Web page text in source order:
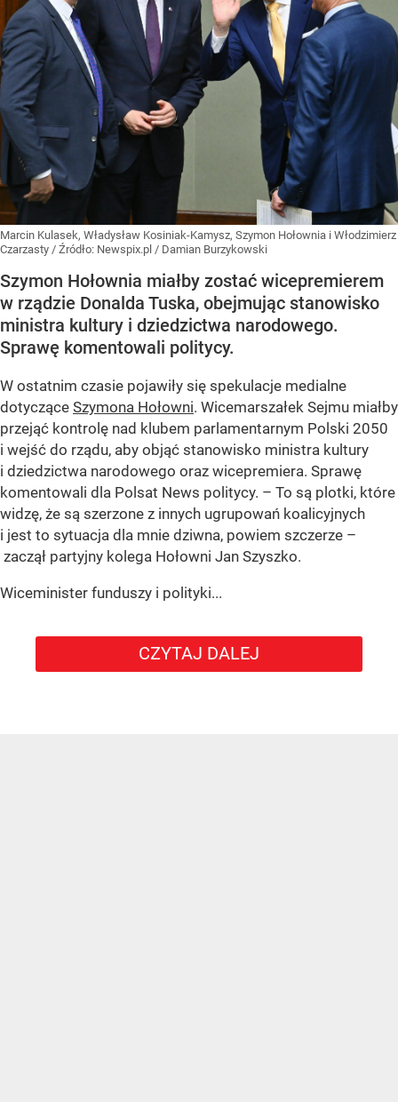
Marcin Kulasek, Władysław Kosiniak-Kamysz, Szymon Hołownia i Włodzimierz
Czarzasty / Źródło: Newspix.pl / Damian Burzykowski
Szymon Hołownia miałby zostać wicepremierem
w rządzie Donalda Tuska, obejmując stanowisko
ministra kultury i dziedzictwa narodowego.
Sprawę komentowali politycy.
W ostatnim czasie pojawiły się spekulacje medialne
dotyczące Szymona Hołowni. Wicemarszałek Sejmu miałby
przejąć kontrolę nad klubem parlamentarnym Polski 2050
i wejść do rządu, aby objąć stanowisko ministra kultury
i dziedzictwa narodowego oraz wicepremiera. Sprawę
komentowali dla Polsat News politycy. – To są plotki, które
widzę, że są szerzone z innych ugrupowań koalicyjnych
i jest to sytuacja dla mnie dziwna, powiem szczerze –
zaczął partyjny kolega Hołowni Jan Szyszko.
Wiceminister funduszy i polityki...
CZYTAJ DALEJ